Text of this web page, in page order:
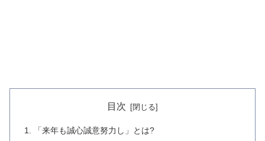
目次
「来年も誠心誠意努力し」とは?